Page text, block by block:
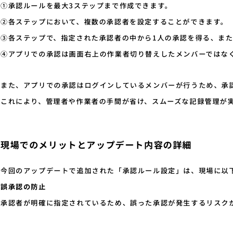
①承認ルールを最大3ステップまで作成できます。
②各ステップにおいて、複数の承認者を設定することができます。
③各ステップで、指定された承認者の中から1人の承認を得る、ま
④アプリでの承認は画面右上の作業者切り替えしたメンバーではな
また、アプリでの承認はログインしているメンバーが行うため、承
これにより、管理者や作業者の手間が省け、スムーズな記録管理が
現場でのメリットとアップデート内容の詳細
今回のアップデートで追加された「承認ルール設定」は、現場に以
誤承認の防止
承認者が明確に指定されているため、誤った承認が発生するリスク